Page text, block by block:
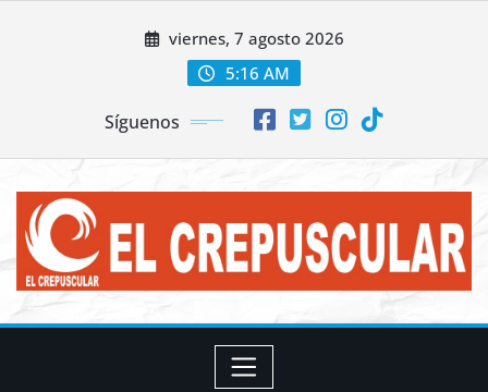
viernes, 7 agosto 2026
5:16 AM
Síguenos